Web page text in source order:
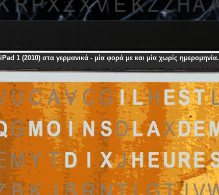
iPad 1 (2010) στα γερμανικά - μία φορά με και μία χωρίς ημερομηνία.